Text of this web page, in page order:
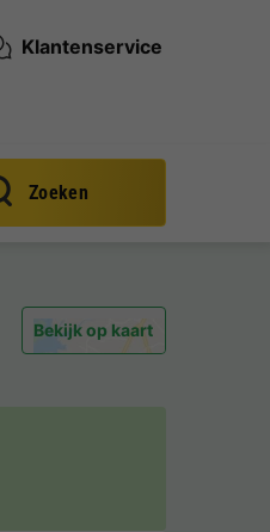
Klantenservice
Zoeken
Bekijk op kaart